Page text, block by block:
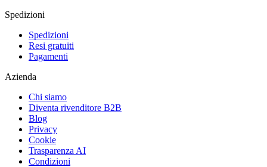
Spedizioni
Spedizioni
Resi gratuiti
Pagamenti
Azienda
Chi siamo
Diventa rivenditore B2B
Blog
Privacy
Cookie
Trasparenza AI
Condizioni